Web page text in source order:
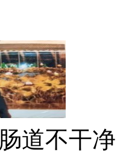
肠道不干净